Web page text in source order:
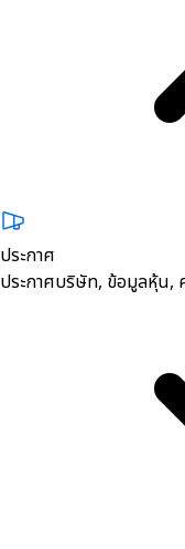
ประกาศ
ประกาศบริษัท, ข้อมูลหุ้น,